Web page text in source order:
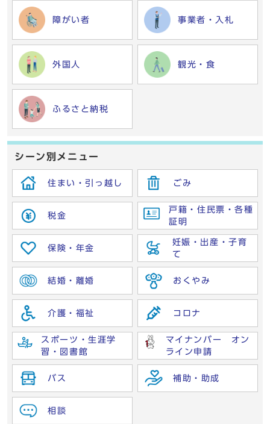
障がい者 事業者・入札
外国人 観光・食
ふるさと納税
シーン別メニュー
住まい・引っ越し ごみ
税金
戸籍・住民票・各種
証明
保険・年金
妊娠・出産・子育
て
結婚・離婚 おくやみ
介護・福祉 コロナ
スポーツ・生涯学
習・図書館
マイナンバー オン
ライン申請
バス 補助・助成
相談